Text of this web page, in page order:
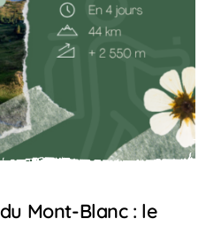
Mont-Blanc : le